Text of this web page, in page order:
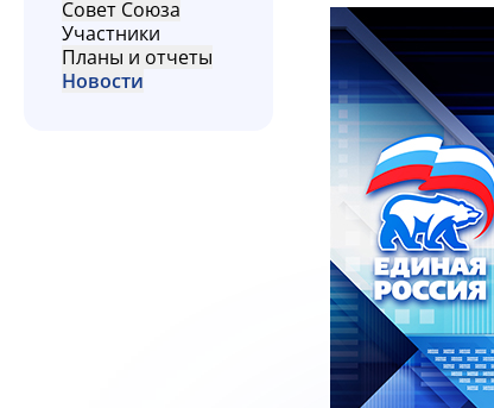
Совет Союза
Участники
Планы и отчеты
Новости